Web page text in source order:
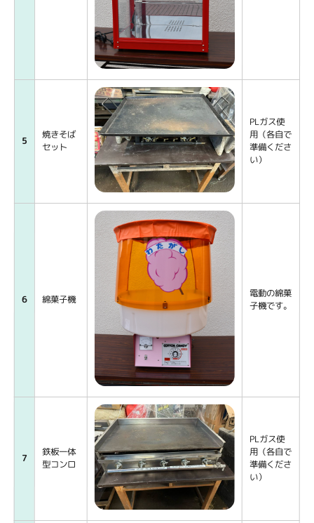
5
焼きそば
セット
PLガス使
用（各自で
準備くださ
い）
6 綿菓子機
電動の綿菓
子機です。
7
鉄板一体
型コンロ
PLガス使
用（各自で
準備くださ
い）